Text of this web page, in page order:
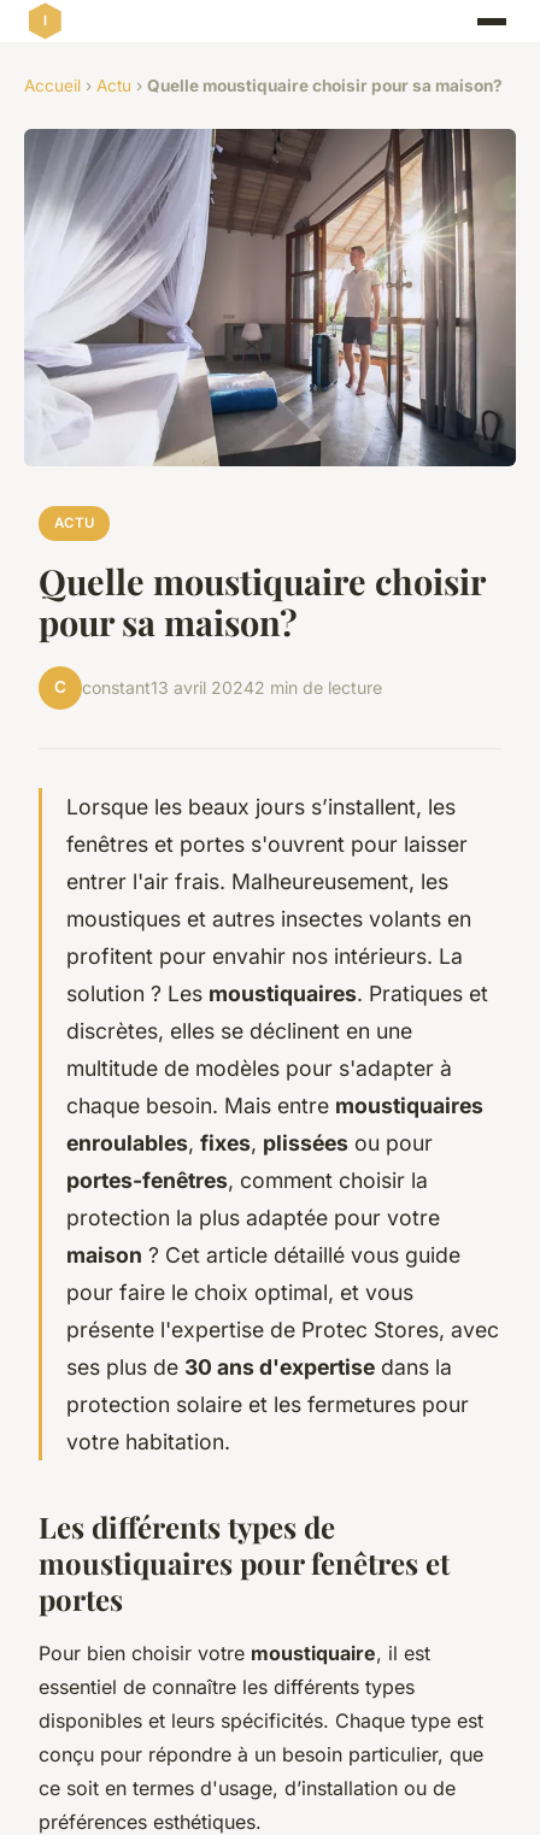
Accueil › Actu › Quelle moustiquaire choisir pour sa maison?
ACTU
Quelle moustiquaire choisir
pour sa maison?
C constant13 avril 20242 min de lecture
Lorsque les beaux jours s’installent, les
fenêtres et portes s'ouvrent pour laisser
entrer l'air frais. Malheureusement, les
moustiques et autres insectes volants en
profitent pour envahir nos intérieurs. La
solution ? Les moustiquaires. Pratiques et
discrètes, elles se déclinent en une
multitude de modèles pour s'adapter à
chaque besoin. Mais entre moustiquaires
enroulables, fixes, plissées ou pour
portes-fenêtres, comment choisir la
protection la plus adaptée pour votre
maison ? Cet article détaillé vous guide
pour faire le choix optimal, et vous
présente l'expertise de Protec Stores, avec
ses plus de 30 ans d'expertise dans la
protection solaire et les fermetures pour
votre habitation.
Les différents types de
moustiquaires pour fenêtres et
portes
Pour bien choisir votre moustiquaire, il est
essentiel de connaître les différents types
disponibles et leurs spécificités. Chaque type est
conçu pour répondre à un besoin particulier, que
ce soit en termes d'usage, d’installation ou de
préférences esthétiques.